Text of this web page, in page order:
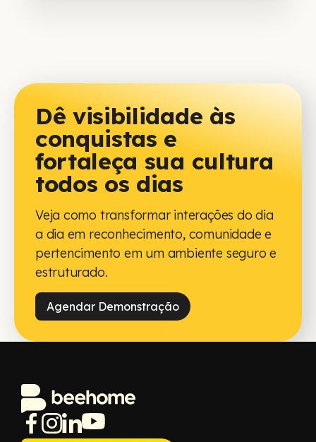
Dê visibilidade às
conquistas e
fortaleça sua cultura
todos os dias
Veja como transformar interações do dia
a dia em reconhecimento, comunidade e
pertencimento em um ambiente seguro e
estruturado.
Agendar Demonstração